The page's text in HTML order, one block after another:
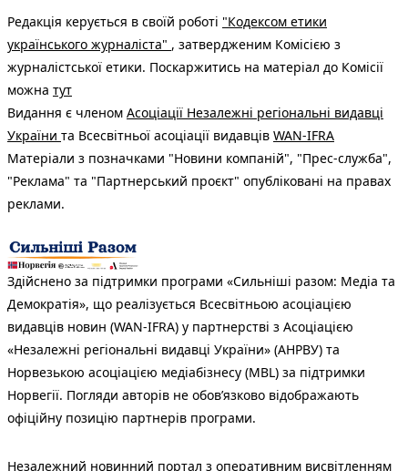
Редакція керується в своїй роботі "Кодексом етики
українського журналіста" , затвердженим Комісією з
журналістської етики. Поскаржитись на матеріал до Комісії
можна тут
Видання є членом Асоціації Незалежні регіональні видавці
України та Всесвітньої асоціації видавців WAN-IFRA
Матеріали з позначками "Новини компаній", "Прес-служба",
"Реклама" та "Партнерський проєкт" опубліковані на правах
реклами.
Здійснено за підтримки програми «Сильніші разом: Медіа та
Демократія», що реалізується Всесвітньою асоціацією
видавців новин (WAN-IFRA) у партнерстві з Асоціацією
«Незалежні регіональні видавці України» (АНРВУ) та
Норвезькою асоціацією медіабізнесу (MBL) за підтримки
Норвегії. Погляди авторів не обов’язково відображають
офіційну позицію партнерів програми.
Незалежний новинний портал з оперативним висвітленням